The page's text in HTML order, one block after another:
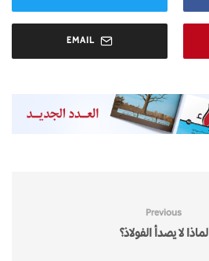
EMAIL
Previous
لماذا لا يصدأ الفولاذ؟